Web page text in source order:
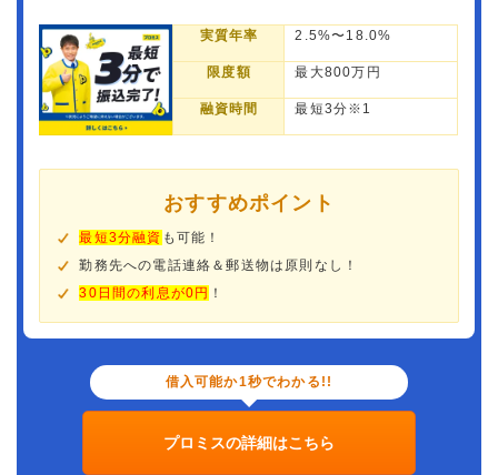
実質年率 2.5%〜18.0%
限度額 最大800万円
融資時間 最短3分※1
おすすめポイント
最短3分融資 も可能！
勤務先への電話連絡＆郵送物は原則なし！
30日間の利息が0円 ！
借入可能か1秒でわかる!!
プロミスの詳細はこちら